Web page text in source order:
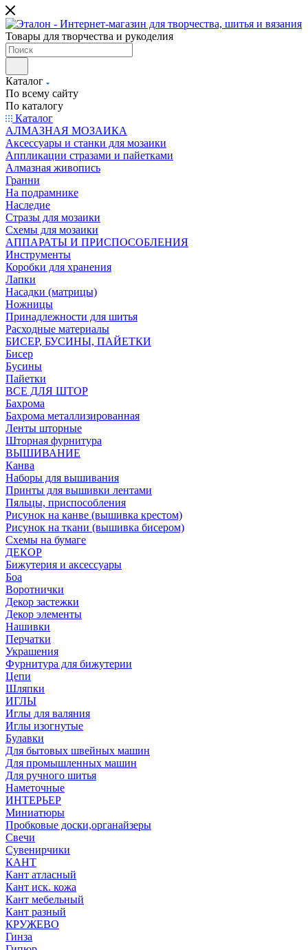
Товары для творчества и рукоделия
Каталог
По всему сайту
По каталогу
Каталог
АЛМАЗНАЯ МОЗАИКА
Аксессуары и станки для мозаики
Аппликации стразами и пайетками
Алмазная живопись
Гранни
На подрамнике
Наследие
Стразы для мозаики
Схемы для мозаики
АППАРАТЫ И ПРИСПОСОБЛЕНИЯ
Инструменты
Коробки для хранения
Лапки
Насадки (матрицы)
Ножницы
Принадлежности для шитья
Расходные материалы
БИСЕР, БУСИНЫ, ПАЙЕТКИ
Бисер
Бусины
Пайетки
ВСЕ ДЛЯ ШТОР
Бахрома
Бахрома металлизированная
Ленты шторные
Шторная фурнитура
ВЫШИВАНИЕ
Канва
Наборы для вышивания
Принты для вышивки лентами
Пяльцы, приспособления
Рисунок на канве (вышивка крестом)
Рисунок на ткани (вышивка бисером)
Схемы на бумаге
ДЕКОР
Бижутерия и аксессуары
Боа
Воротнички
Декор застежки
Декор элементы
Нашивки
Перчатки
Украшения
Фурнитура для бижутерии
Цепи
Шляпки
ИГЛЫ
Иглы для валяния
Иглы изогнутые
Булавки
Для бытовых швейных машин
Для промышленных машин
Для ручного шитья
Наметочные
ИНТЕРЬЕР
Миниатюры
Пробковые доски,органайзеры
Свечи
Сувенирчики
КАНТ
Кант атласный
Кант иск. кожа
Кант мебельный
Кант разный
КРУЖЕВО
Гинза